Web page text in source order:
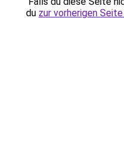
du zur vorherigen